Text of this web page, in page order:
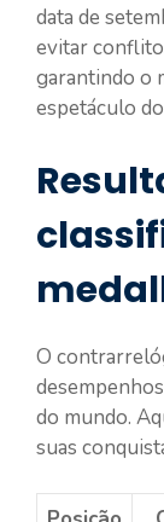
data de
evitar
garantindo o
espetáculo
O
do mundo.
suas